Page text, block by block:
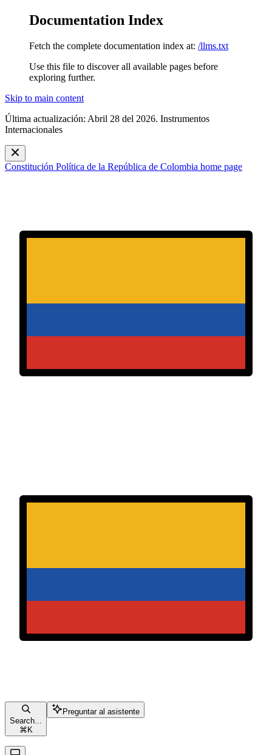
Documentation Index
Fetch the complete documentation index at: /llms.txt
Use this file to discover all available pages before
exploring further.
Skip to main content
Última actualización: Abril 28 del 2026. Instrumentos
Internacionales
Constitución Política de la República de Colombia home page
Search...
⌘ K
Preguntar al asistente